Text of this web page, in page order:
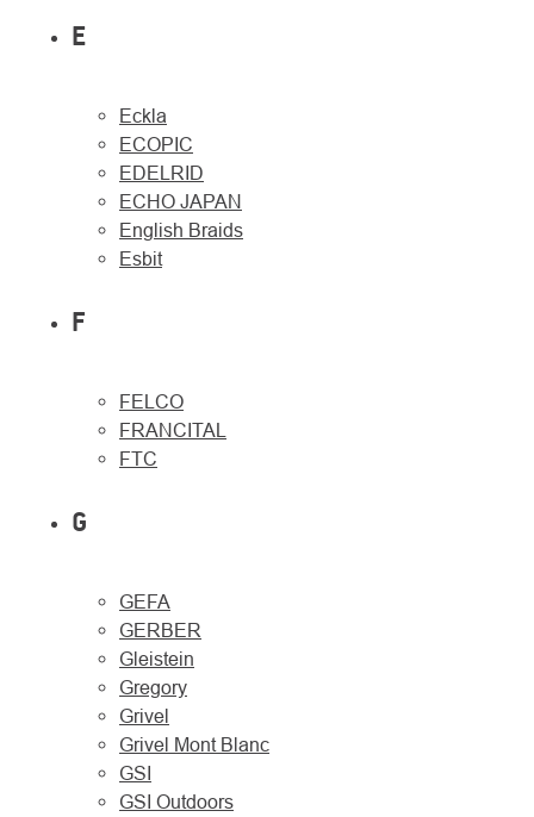
E
Eckla
ECOPIC
EDELRID
ECHO JAPAN
English Braids
Esbit
F
FELCO
FRANCITAL
FTC
G
GEFA
GERBER
Gleistein
Gregory
Grivel
Grivel Mont Blanc
GSI
GSI Outdoors